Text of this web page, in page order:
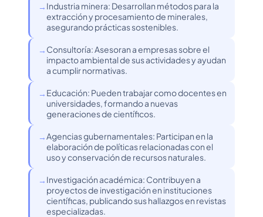
Industria minera: Desarrollan métodos para la
extracción y procesamiento de minerales,
asegurando prácticas sostenibles.
Consultoría: Asesoran a empresas sobre el
impacto ambiental de sus actividades y ayudan
a cumplir normativas.
Educación: Pueden trabajar como docentes en
universidades, formando a nuevas
generaciones de científicos.
Agencias gubernamentales: Participan en la
elaboración de políticas relacionadas con el
uso y conservación de recursos naturales.
Investigación académica: Contribuyen a
proyectos de investigación en instituciones
científicas, publicando sus hallazgos en revistas
especializadas.